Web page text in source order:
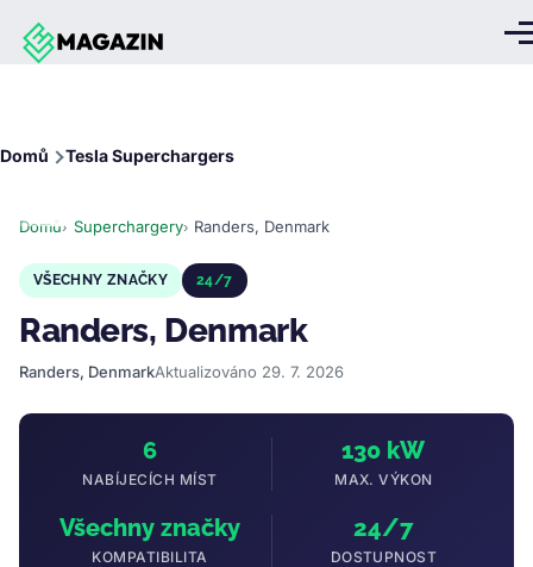
Přejít k hlavnímu obsahu
Domů Tesla Superchargers
Domů Superchargery Randers, Denmark
VŠECHNY ZNAČKY 24/7
Randers, Denmark
Randers, DenmarkAktualizováno 29. 7. 2026
6
NABÍJECÍCH MÍST
130 kW
MAX. VÝKON
Všechny značky
KOMPATIBILITA
24/7
DOSTUPNOST